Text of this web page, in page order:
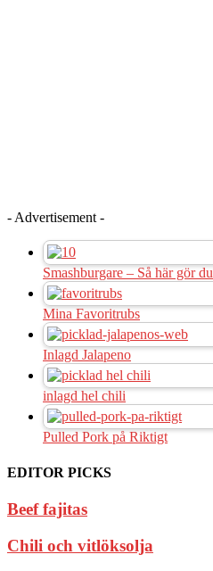
- Advertisement -
Smashburgare – Så här gör du
Mina Favoritrubs
Inlagd Jalapeno
inlagd hel chili
Pulled Pork på Riktigt
EDITOR PICKS
Beef fajitas
Chili och vitlöksolja